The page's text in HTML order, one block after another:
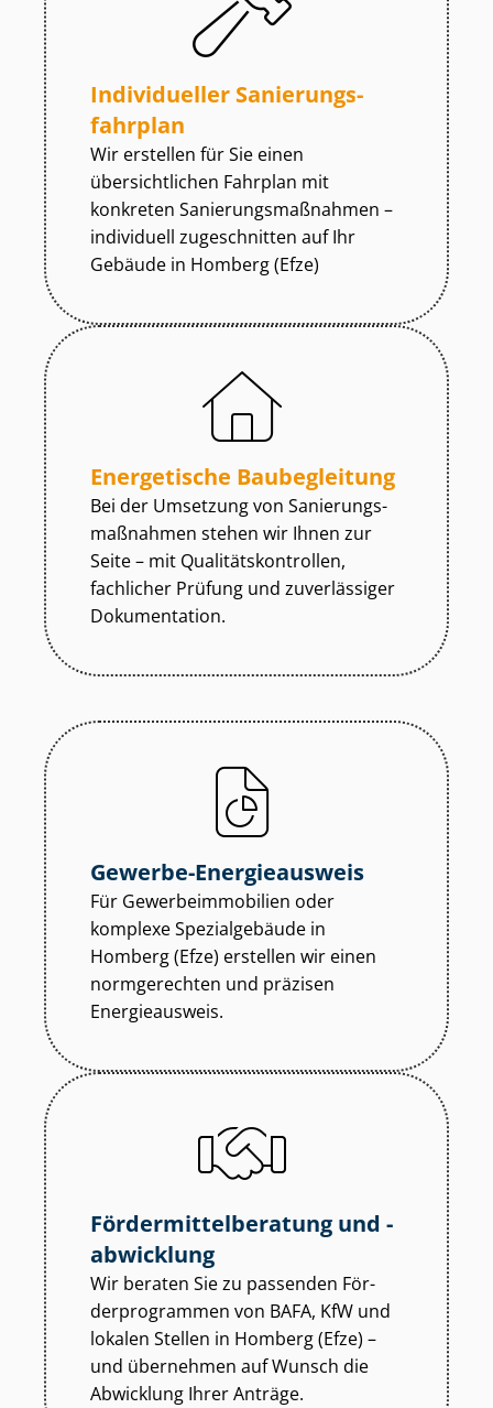
Individueller Sa­nie­rungs­
fahr­plan
Wir erstellen für Sie einen
übersichtlichen Fahrplan mit
konkreten Sa­nie­rungs­maß­nah­men –
individuell zugeschnitten auf Ihr
Gebäude in Homberg (Efze)
Energetische Baubegleitung
Bei der Umsetzung von Sa­nie­rungs­
maß­nah­men stehen wir Ihnen zur
Seite – mit Qua­li­täts­kon­trol­len,
fachlicher Prüfung und zuverlässiger
Dokumentation.
Gewerbe-Energieausweis
Für Ge­wer­be­im­mo­bi­li­en oder
komplexe Spezialgebäude in
Homberg (Efze) erstellen wir einen
normgerechten und präzisen
Energieausweis.
För­der­mit­tel­be­ra­tung und -
abwicklung
Wir beraten Sie zu passenden För­
der­pro­gram­men von BAFA, KfW und
lokalen Stellen in Homberg (Efze) –
und übernehmen auf Wunsch die
Abwicklung Ihrer Anträge.